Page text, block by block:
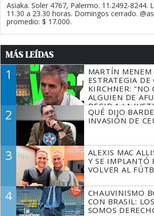
Asiaka. Soler 4767, Palermo. 11.2492-8244.
11.30 a 23.30 horas. Domingos cerrado.
promedio: $ 17.000.
MÁS LEÍDAS
1
MARTÍN MENEM
ESTRATEGIA DE
KIRCHNER: "NO
ALGUIEN DE
DECIR A LA
TIENE QUE
2
QUÉ DIJO
INVASIÓN DE
3
ALEXIS MAC
Y SE IMPLANTÓ
VOLVER AL
4
CHAUVINISMO
CON BRASIL:
SOMOS